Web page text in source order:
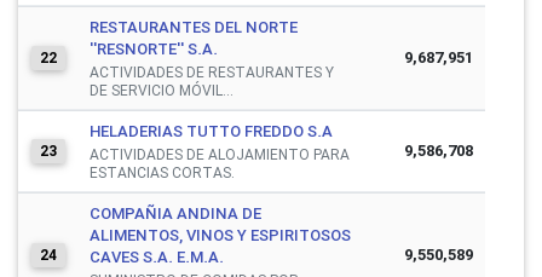
22
RESTAURANTES DEL NORTE
''RESNORTE'' S.A.
ACTIVIDADES DE RESTAURANTES Y
DE SERVICIO MÓVIL...
9,687,951
23
HELADERIAS TUTTO FREDDO S.A
ACTIVIDADES DE ALOJAMIENTO PARA
ESTANCIAS CORTAS.
9,586,708
24
COMPAÑIA ANDINA DE
ALIMENTOS, VINOS Y ESPIRITOSOS
CAVES S.A. E.M.A.
9,550,589